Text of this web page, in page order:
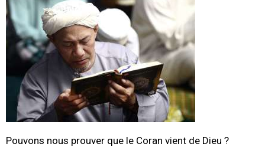
Pouvons nous prouver que le Coran vient de Dieu ?